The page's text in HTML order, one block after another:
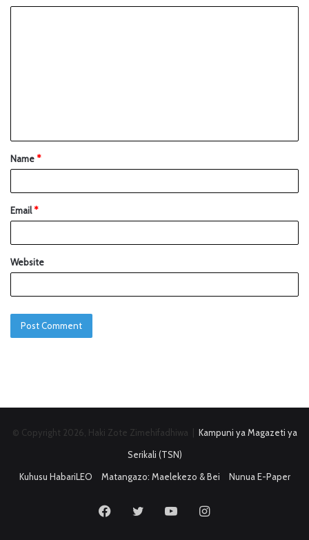
Name*
Email*
Website
© Copyright 2026, Haki Zote Zimehifadhiwa | Kampuni ya Magazeti ya
Serikali (TSN)
Kuhusu HabariLEO
Matangazo: Maelekezo & Bei Nunua E-Paper
FacebookTwitter YouTubeInstagram